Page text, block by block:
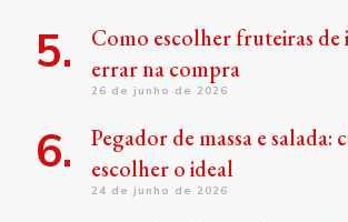
Como escolher fruteiras de
errar na compra
26 de junho de 2026
Pegador de massa e salada:
escolher o ideal
24 de junho de 2026